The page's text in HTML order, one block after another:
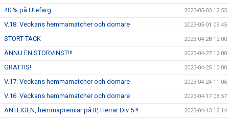
40 % på Utefärg 2023-05-03 12:55
V.18: Veckans hemmamatcher och domare 2023-05-01 09:45
STORT TACK 2023-04-28 12:00
ÄNNU EN STORVINST!!! 2023-04-27 12:00
GRATTIS! 2023-04-25 10:00
V.17: Veckans hemmamatcher och domare 2023-04-24 11:06
V.16: Veckans hemmamatcher och domare 2023-04-17 08:57
ÄNTLIGEN, hemmapremiär på IP, Herrar Div 5 !! 2023-04-13 12:14